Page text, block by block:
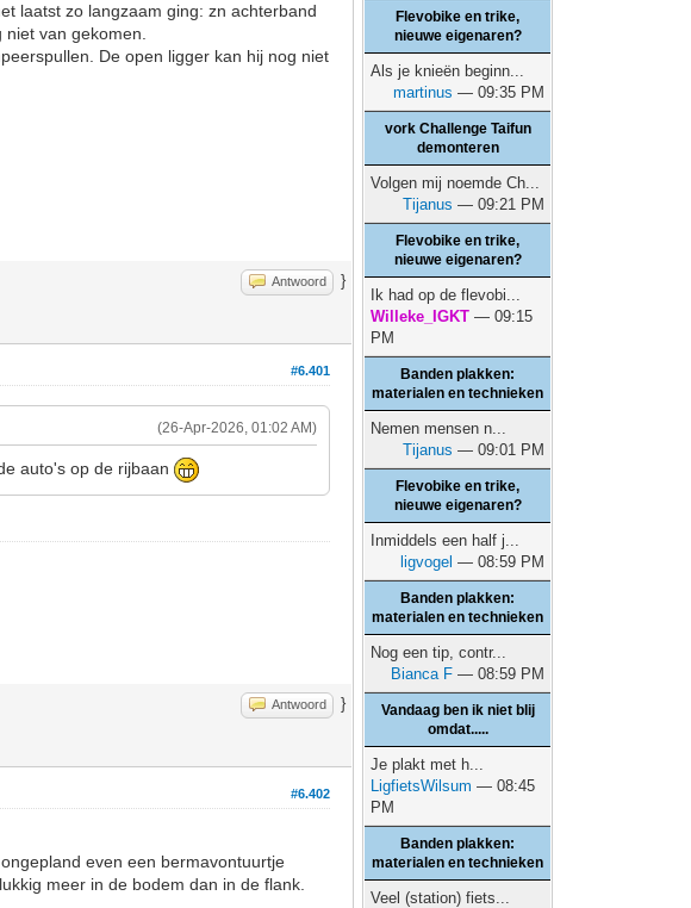
laatst zo langzaam ging: zn achterband
van gekomen.
De open ligger kan hij nog niet
Antwoord }
#6.401
(26-Apr-2026, 01:02 AM)
auto's op de rijbaan
Antwoord }
#6.402
even een bermavontuurtje
meer in de bodem dan in de flank.
Flevobike en trike,
nieuwe eigenaren?
Als je knieën beginn...
martinus — 09:35 PM
vork Challenge Taifun
demonteren
Volgen mij noemde Ch...
Tijanus — 09:21 PM
Flevobike en trike,
nieuwe eigenaren?
Ik had op de flevobi...
Willeke_IGKT — 09:15
PM
Banden plakken:
materialen en technieken
Nemen mensen n...
Tijanus — 09:01 PM
Flevobike en trike,
nieuwe eigenaren?
Inmiddels een half j...
ligvogel — 08:59 PM
Banden plakken:
materialen en technieken
Nog een tip, contr...
Bianca F — 08:59 PM
Vandaag ben ik niet blij
omdat.....
Je plakt met h...
LigfietsWilsum — 08:45
PM
Banden plakken:
materialen en technieken
Veel (station) fiets...